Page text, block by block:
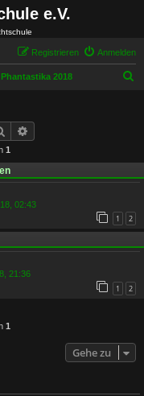
e.V.
Anmelden
Registrieren
Phantastika 2018
Suche
1
02:43
1 2
21:36
1 2
1
Gehe zu